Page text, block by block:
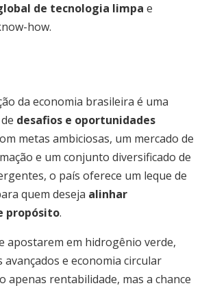
de tecnologia limpa e
how.
da economia brasileira é uma
desafios e oportunidades
metas ambiciosas, um mercado de
e um conjunto diversificado de
o país oferece um leque de
quem deseja alinhar
propósito.
apostarem em hidrogênio verde,
e economia circular
apenas rentabilidade, mas a chance